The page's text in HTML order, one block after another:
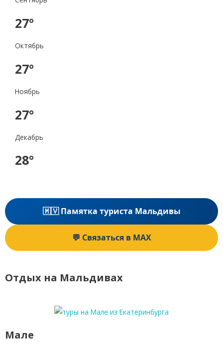
27°
Октябрь
27°
Ноябрь
27°
Декабрь
28°
🇲🇻 Памятка туриста Мальдивы
💬 Связаться в MAX
Отдых на Мальдивах
Мале